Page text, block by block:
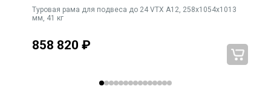
Туровая рама для подвеса до 24 VTX A12, 258x1054x1013
мм, 41 кг
858 820 ₽